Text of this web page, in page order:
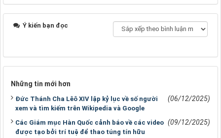
Ý kiến bạn đọc
Những tin mới hơn
Đức Thánh Cha Lêô XIV lập kỷ lục về số người
xem và tìm kiếm trên Wikipedia và Google
(06/12/2025)
Các Giám mục Hàn Quốc cảnh báo về các video
được tạo bởi trí tuệ để thao túng tín hữu
(09/12/2025)